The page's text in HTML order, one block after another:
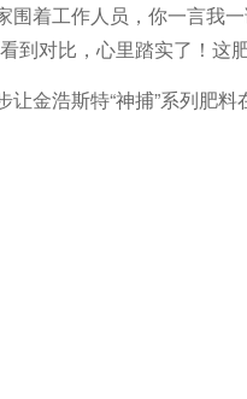
围着工作人员，你一言我
到对比，心里踏实了！这
金浩斯特“神捕”系列肥